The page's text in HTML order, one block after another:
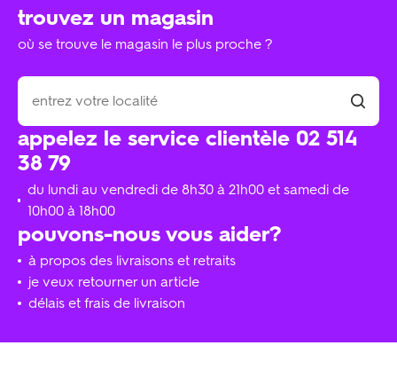
pouvons-nous vous aider?
à propos des livraisons et retraits
je veux retourner un article
délais et frais de livraison
appelez le service clientèle 02 514
38 79
du lundi au vendredi de 8h30 à 21h00 et samedi de
10h00 à 18h00
trouvez un magasin
où se trouve le magasin le plus proche ?